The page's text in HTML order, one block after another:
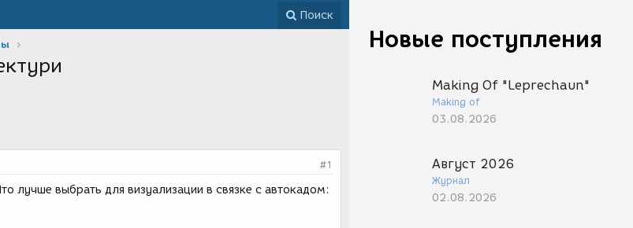
Новые поступления
Making Of "Leprechaun"
Making of
03.08.2026
Август 2026
Журнал
02.08.2026
Поиск
#1
лучше выбрать для визуализации в связке с автокадом: